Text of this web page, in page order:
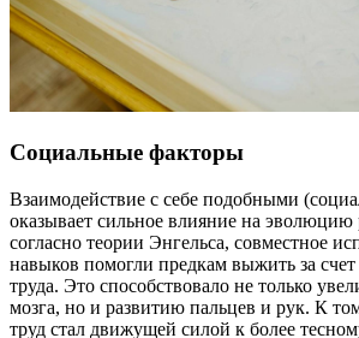
Социальные факторы
Взаимодействие с себе подобными
оказывает сильное влияние на
согласно теории Энгельса, совместное
навыков помогли предкам выжить за счет
труда. Это способствовало не только
мозга, но и развитию пальцев и рук. К
труд стал движущей силой к более